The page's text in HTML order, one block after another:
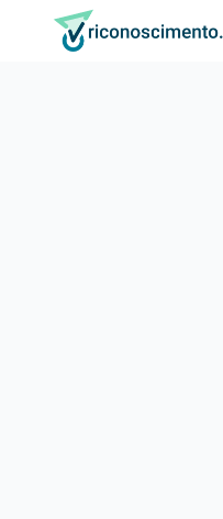
Navigate su
Vai al contenuto
Impostazione lingua
Navigazione principale
Alla homepage